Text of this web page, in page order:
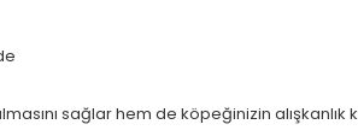
sağlar hem de köpeğinizin alışkanlık